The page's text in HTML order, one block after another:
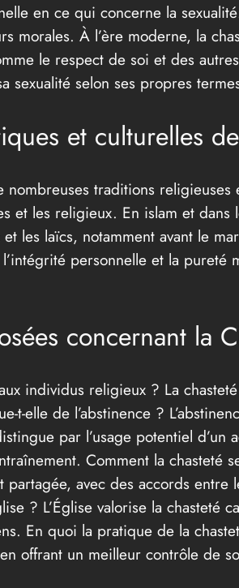
en ce qui concerne la
morales. À l’ère moderne, la
le respect de soi et des
sexualité selon ses propres
et culturelles
traditions
les religieux. En islam et dans
les laïcs, notamment avant le
personnelle et la pureté
concernant la
individus religieux ? La
t-elle de l’abstinence ?
par l’usage potentiel
Comment la chasteté
avec des accords
? L’Église valorise la
En quoi la pratique de la
offrant un meilleur contrôle de